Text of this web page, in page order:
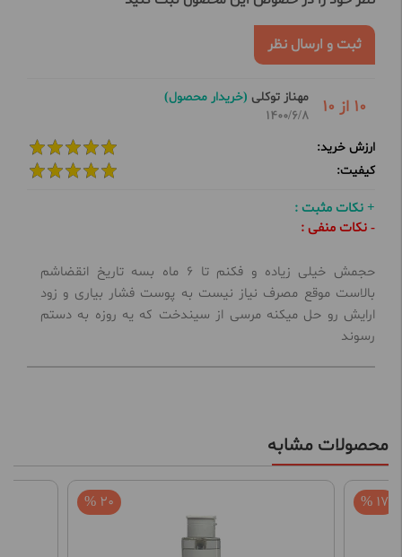
ثبت و ارسال نظر
10 از 10 مهناز توکلی (خریدار محصول)
1400/6/8
ارزش خرید:
کیفیت:
+ نکات مثبت :
- نکات منفی :
حجمش خیلی زیاده و فکنم تا 6 ماه بسه تاریخ انقضاشم
بالاست موقع مصرف نیاز نیست به پوست فشار بیاری و زود
ارایش رو حل میکنه مرسی از سیندخت که یه روزه به دستم
رسوند
محصولات مشابه
20 % 17 %